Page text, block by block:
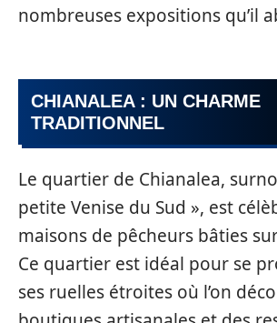
nombreuses expositions qu’il
CHIANALEA : UN CHARME
TRADITIONNEL
Le quartier de Chianalea,
petite Venise du Sud », est
maisons de pêcheurs bâties
Ce quartier est idéal pour se
ses ruelles étroites où l’on